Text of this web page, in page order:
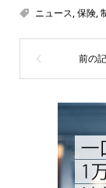
ニュース,保険,